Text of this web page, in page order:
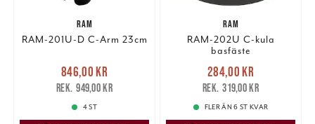
RAM
RAM-201U-D C-Arm 23cm
Nuvarande pris
846,00 krTidigare pris
949,00 kr
846,00 kr
949,00 kr
4 ST
RAM
RAM-202U C-kula
basfäste
Nuvarande pris
284,00 krTidigare pris
319,00 kr
284,00 kr
319,00 kr
FLER ÄN 6 ST KVAR